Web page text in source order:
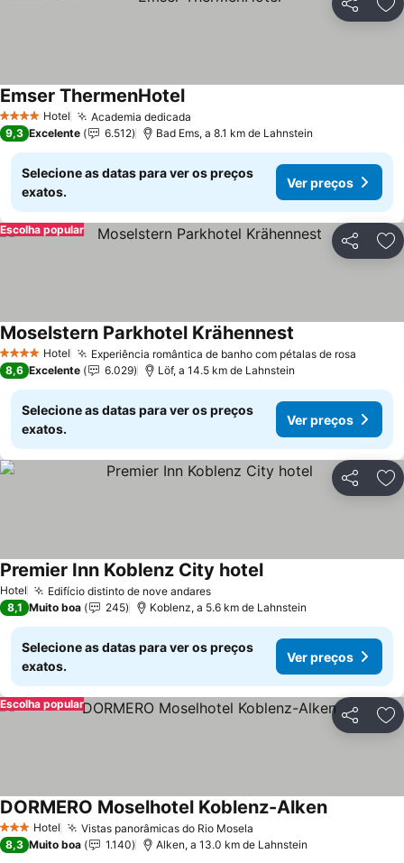
Partilhar
4 EstrelasHotel Academia dedicada
Emser ThermenHotelVer preços
9,3 Excelente 6.512 Bad Ems, a 8.1 km de Lahnstein
Selecione as datas para ver os preços
exatos.
Ver preços
Partilhar
Escolha popular
4 EstrelasHotel Experiência romântica de banho com pétalas de rosa
Moselstern Parkhotel Krähennest
8,6 Excelente 6.029 Löf, a 14.5 km de Lahnstein
Selecione as datas para ver os preços
exatos.
Ver preços
Partilhar
Hotel Edifício distinto de nove andaresVer preços
Premier Inn Koblenz City hotelVer preços
8,1 Muito boa 245 Koblenz, a 5.6 km de Lahnstein
Selecione as datas para ver os preços
exatos.
Ver preços
Partilhar
Escolha popular
3 EstrelasHotel Vistas panorâmicas do Rio Mosela
DORMERO Moselhotel Koblenz-AlkenVer preços
8,3 Muito boa 1.140 Alken, a 13.0 km de Lahnstein